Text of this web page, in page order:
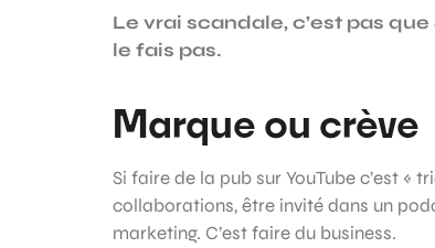
Le vrai scandale, c’est pas
le fais pas.
Marque ou crève
Si faire de la pub sur YouTube c’est «
collaborations, être invité dans un
marketing. C’est faire du business.